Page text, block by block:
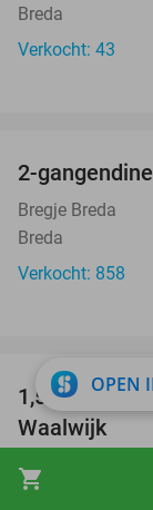
shopping_cart
Breda
Verkocht: 43
2-
Bregje Breda
Breda
Verkocht: 858
1,5 uur
Waalwijk
HighScore
Waalwijk
OPEN